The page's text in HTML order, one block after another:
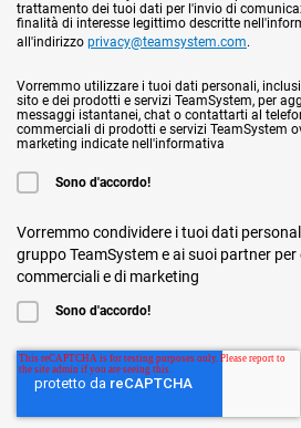
trattamento dei tuoi dati per l'invio di
finalità di interesse legittimo descritte
all'indirizzo privacy@teamsystem.com.
Vorremmo utilizzare i tuoi dati personali,
sito e dei prodotti e servizi TeamSystem, per
messaggi istantanei, chat o contattarti al
commerciali di prodotti e servizi TeamSystem
marketing indicate nell'informativa
Sono d'accordo!
Vorremmo condividere i tuoi dati
gruppo TeamSystem e ai suoi partner
commerciali e di marketing
Sono d'accordo!